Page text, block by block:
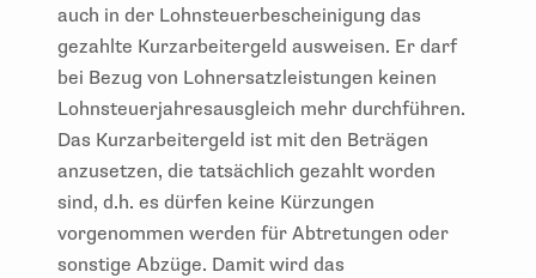
auch in der Lohnsteuerbescheinigung das
gezahlte Kurzarbeitergeld ausweisen. Er darf
bei Bezug von Lohnersatzleistungen keinen
Lohnsteuerjahresausgleich mehr durchführen.
Das Kurzarbeitergeld ist mit den Beträgen
anzusetzen, die tatsächlich gezahlt worden
sind, d.h. es dürfen keine Kürzungen
vorgenommen werden für Abtretungen oder
sonstige Abzüge. Damit wird das